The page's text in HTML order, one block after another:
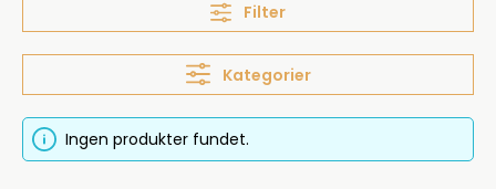
Filter
Kategorier
Ingen produkter fundet.